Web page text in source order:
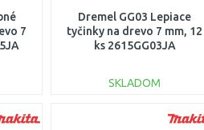
7
Dremel GG03 Lepiace
tyčinky na drevo 7 mm, 12
ks 2615GG03JA
SKLADOM
DO KOŠÍKA